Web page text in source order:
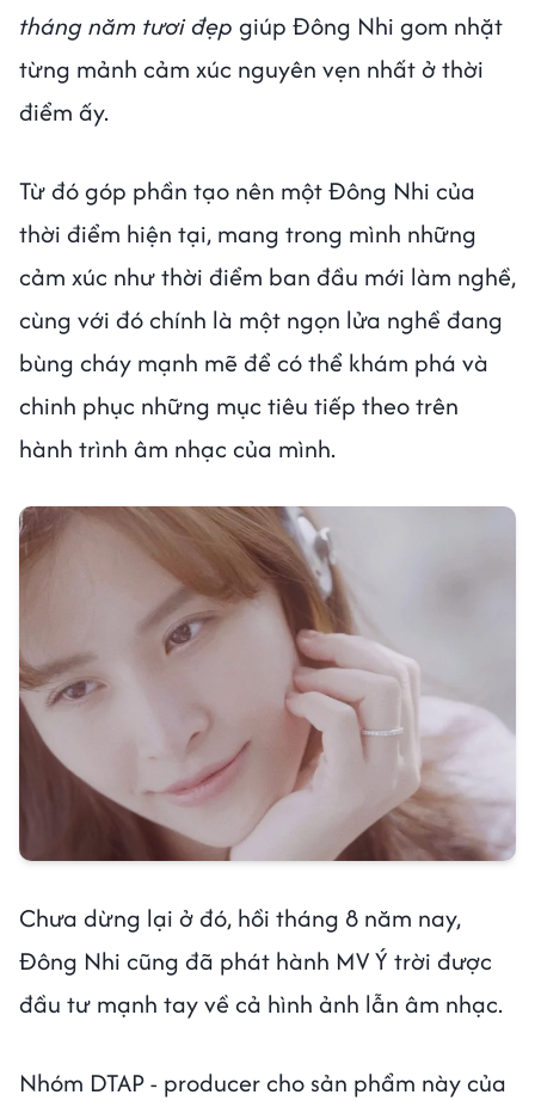
tháng năm tươi đẹp giúp Đông Nhi gom nhặt
từng mảnh cảm xúc nguyên vẹn nhất ở thời
điểm ấy.
Từ đó góp phần tạo nên một Đông Nhi của
thời điểm hiện tại, mang trong mình những
cảm xúc như thời điểm ban đầu mới làm nghề,
cùng với đó chính là một ngọn lửa nghề đang
bùng cháy mạnh mẽ để có thể khám phá và
chinh phục những mục tiêu tiếp theo trên
hành trình âm nhạc của mình.
Chưa dừng lại ở đó, hồi tháng 8 năm nay,
Đông Nhi cũng đã phát hành MV Ý trời được
đầu tư mạnh tay về cả hình ảnh lẫn âm nhạc.
Nhóm DTAP - producer cho sản phẩm này của